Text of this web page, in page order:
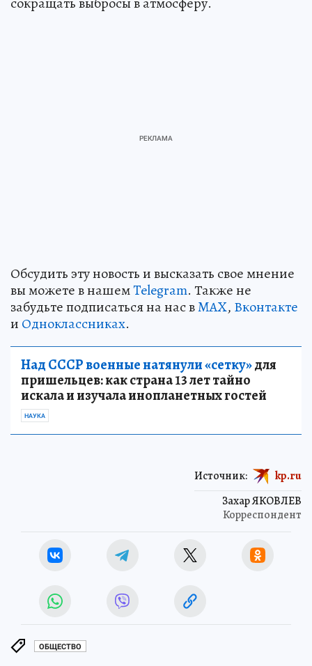
Обсудить эту новость и высказать свое мнение
вы можете в нашемTelegram. Также не
забудьте подписаться на нас вMAX, Вконтакте
и Одноклассниках.
Над СССР военные натянули «сетку»для
пришельцев: как страна 13 лет тайно
искала и изучала инопланетных гостей
НАУКА
Захар ЯКОВЛЕВ
Корреспондент
Источник: kp.ru
ОБЩЕСТВО